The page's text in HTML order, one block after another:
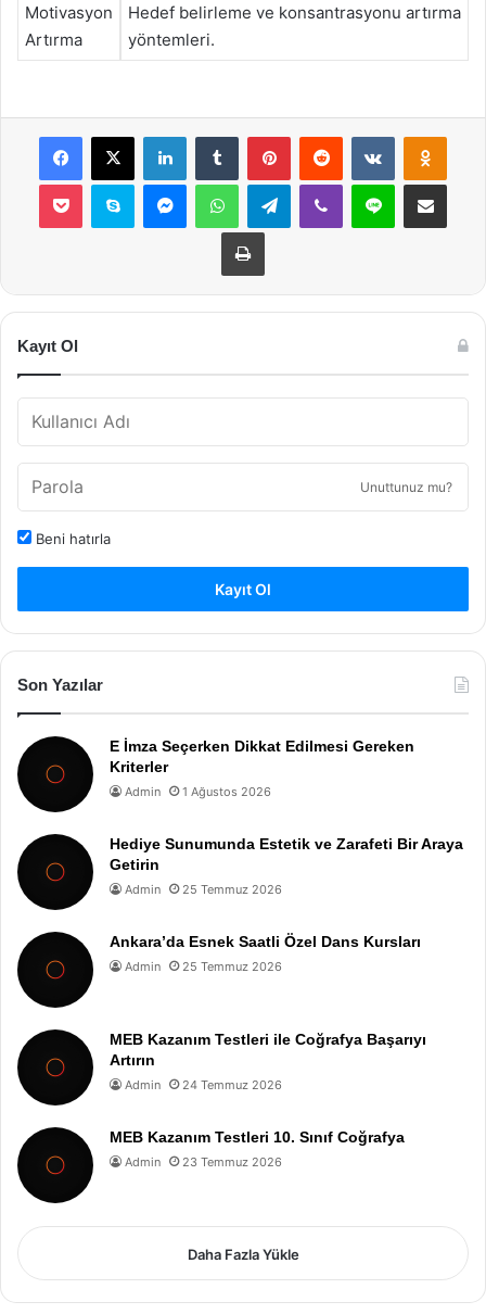
Motivasyon
Artırma
Hedef belirleme ve konsantrasyonu artırma
yöntemleri.
Facebook
X LinkedInTumblr PinterestReddit VKontakte
Pocket Skype MessengerWhatsAppTelegramViber Line E-Posta ile
Yazdır
Kayıt Ol
Unuttunuz mu?
Beni hatırla
Kayıt Ol
Son Yazılar
E İmza Seçerken Dikkat Edilmesi Gereken
Kriterler
Admin 1 Ağustos 2026
Hediye Sunumunda Estetik ve Zarafeti Bir Araya
Getirin
Admin 25 Temmuz 2026
Ankara’da Esnek Saatli Özel Dans Kursları
Admin 25 Temmuz 2026
MEB Kazanım Testleri ile Coğrafya Başarıyı
Artırın
Admin 24 Temmuz 2026
MEB Kazanım Testleri 10. Sınıf Coğrafya
Admin 23 Temmuz 2026
Daha Fazla Yükle